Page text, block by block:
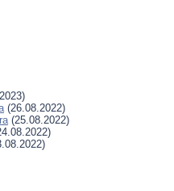
(26.08.2022)
(25.08.2022)